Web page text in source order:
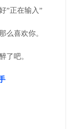
”正在输入”
么喜欢你。
了吧。